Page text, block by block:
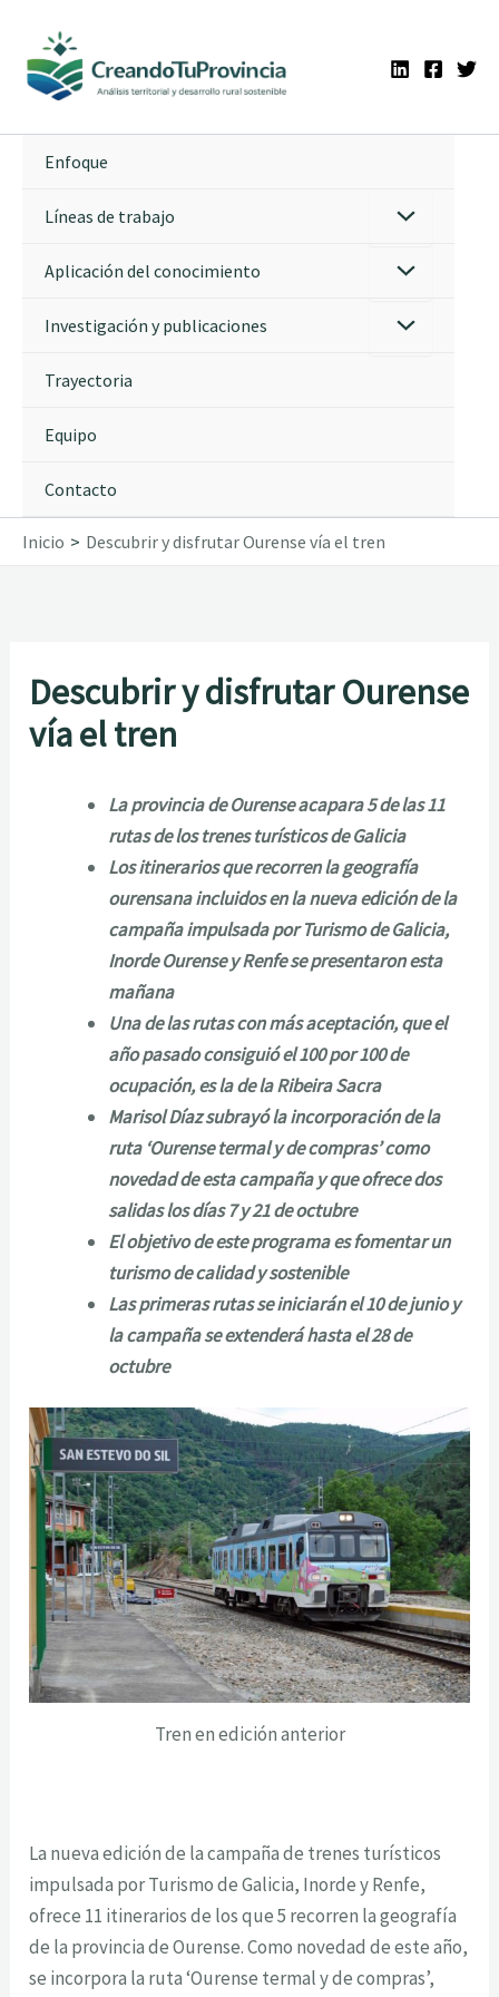
contenido
Enfoque
Líneas de trabajo
Aplicación del conocimiento
Investigación y publicaciones
Trayectoria
Equipo
Contacto
Inicio Descubrir y disfrutar Ourense vía el tren
Descubrir y disfrutar Ourense
vía el tren
La provincia de Ourense acapara 5 de las 11
rutas de los trenes turísticos de Galicia
Los itinerarios que recorren la geografía
ourensana incluidos en la nueva edición de la
campaña impulsada por Turismo de Galicia,
Inorde Ourense y Renfe se presentaron esta
mañana
Una de las rutas con más aceptación, que el
año pasado consiguió el 100 por 100 de
ocupación, es la de la Ribeira Sacra
Marisol Díaz subrayó la incorporación de la
ruta ‘Ourense termal y de compras’ como
novedad de esta campaña y que ofrece dos
salidas los días 7 y 21 de octubre
El objetivo de este programa es fomentar un
turismo de calidad y sostenible
Las primeras rutas se iniciarán el 10 de junio y
la campaña se extenderá hasta el 28 de
octubre
Tren en edición anterior
La nueva edición de la campaña de trenes turísticos
impulsada por Turismo de Galicia, Inorde y Renfe,
ofrece 11 itinerarios de los que 5 recorren la geografía
de la provincia de Ourense. Como novedad de este año,
se incorpora la ruta ‘Ourense termal y de compras’,